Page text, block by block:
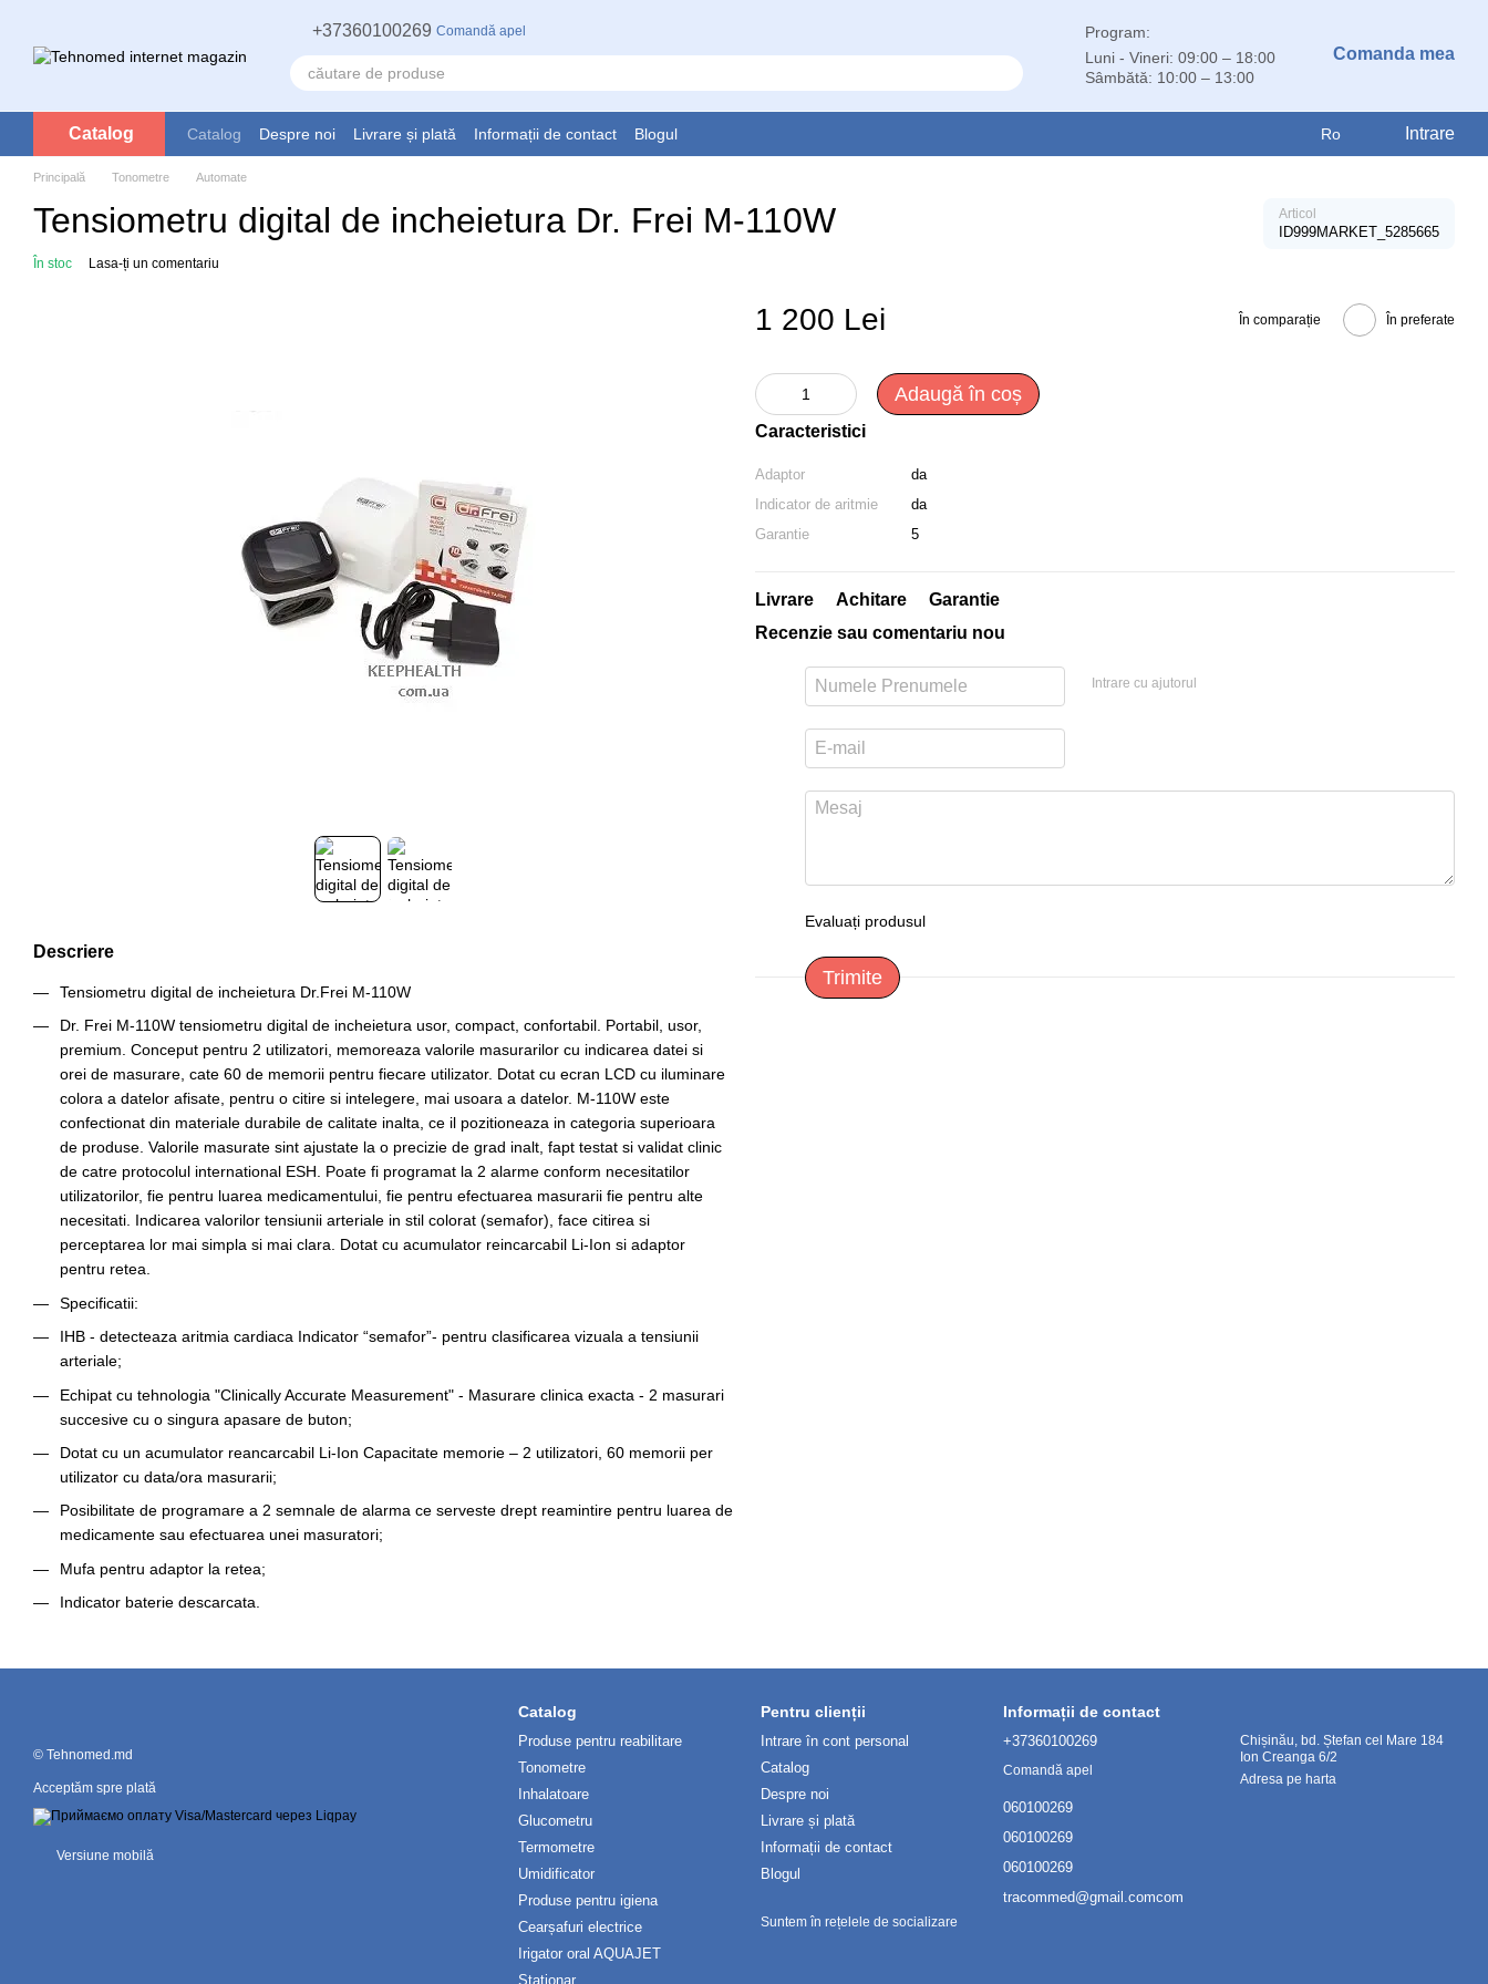
+37360100269 Comandă apel
Program:
Luni - Vineri: 09:00 – 18:00
Sâmbătă: 10:00 – 13:00
Comanda mea
Catalog Catalog Despre noi Livrare și plată Informații de contact Blogul Ro Intrare
Principală Tonometre Automate
Tensiometru digital de incheietura Dr. Frei M-110W Articol
ID999MARKET_5285665
În stoc Lasa-ți un comentariu
Descriere
Tensiometru digital de incheietura Dr.Frei M-110W
Dr. Frei M-110W tensiometru digital de incheietura usor, compact, confortabil. Portabil, usor,
premium. Conceput pentru 2 utilizatori, memoreaza valorile masurarilor cu indicarea datei si
orei de masurare, cate 60 de memorii pentru fiecare utilizator. Dotat cu ecran LСD cu iluminare
colora a datelor afisate, pentru o citire si intelegere, mai usoara a datelor. M-110W este
confectionat din materiale durabile de calitate inalta, ce il pozitioneaza in categoria superioara
de produse. Valorile masurate sint ajustate la o precizie de grad inalt, fapt testat si validat clinic
de catre protocolul international ESH. Poate fi programat la 2 alarme conform necesitatilor
utilizatorilor, fie pentru luarea medicamentului, fie pentru efectuarea masurarii fie pentru alte
necesitati. Indicarea valorilor tensiunii arteriale in stil colorat (semafor), face citirea si
perceptarea lor mai simpla si mai clara. Dotat cu acumulator reincarcabil Li-Ion si adaptor
pentru retea.
Specificatii:
IHB - detecteaza aritmia cardiaca Indicator “semafor”- pentru clasificarea vizuala a tensiunii
arteriale;
Echipat cu tehnologia "Clinically Accurate Measurement" - Masurare clinica exacta - 2 masurari
succesive cu o singura apasare de buton;
Dotat cu un acumulator reancarcabil Li-Ion Capacitate memorie – 2 utilizatori, 60 memorii per
utilizator cu data/ora masurarii;
Posibilitate de programare a 2 semnale de alarma ce serveste drept reamintire pentru luarea de
medicamente sau efectuarea unei masuratori;
Mufa pentru adaptor la retea;
Indicator baterie descarcata.
1 200 Lei În comparație În preferate
Adaugă în coș
Caracteristici
Adaptor
da
Indicator de aritmie
da
Garantie
5
Livrare Achitare
Garantie
Recenzie sau comentariu nou
Intrare cu ajutorul
Evaluați produsul
Trimite
© Tehnomed.md
Acceptăm spre plată
Versiune mobilă
Catalog
Produse pentru reabilitare
Tonometre
Inhalatoare
Glucometru
Termometre
Umidificator
Produse pentru igiena
Cearșafuri electrice
Irigator oral AQUAJET
Stationar
Pentru clienții
Intrare în cont personal
Catalog
Despre noi
Livrare și plată
Informații de contact
Blogul
Suntem în rețelele de socializare
Informații de contact
+37360100269
Comandă apel
060100269
060100269
060100269
tracommed@gmail.comcom
Chișinău, bd. Ștefan cel Mare 184
Ion Creanga 6/2
Adresa pe harta